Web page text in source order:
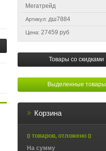
Мегатрейд
Артикул: дш7884
Цена: 27459 руб
Товары со скидками
Выделенные товары
Корзина
0 товаров, отложено 0
На сумму